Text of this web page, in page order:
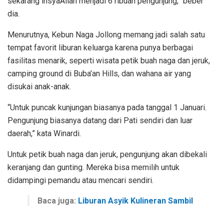
dia.
Menurutnya, Kebun Naga Jollong memang jadi salah satu
tempat favorit liburan keluarga karena punya berbagai
fasilitas menarik, seperti wisata petik buah naga dan jeruk,
camping ground di Buba’an Hills, dan wahana air yang
disukai anak-anak.
“Untuk puncak kunjungan biasanya pada tanggal 1 Januari.
Pengunjung biasanya datang dari Pati sendiri dan luar
daerah,” kata Winardi.
Untuk petik buah naga dan jeruk, pengunjung akan dibekali
keranjang dan gunting. Mereka bisa memilih untuk
didampingi pemandu atau mencari sendiri.
Baca juga: Liburan Asyik Kulineran Sambil